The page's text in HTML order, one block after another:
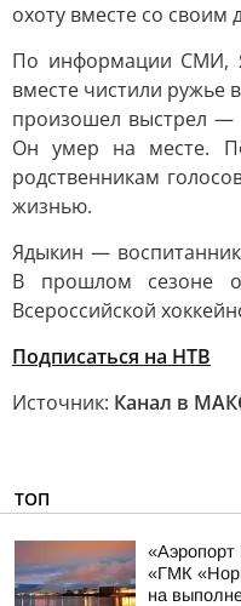
охоту вместе со своим
По информации СМИ,
вместе чистили ружье
произошел выстрел —
Он умер на месте.
родственникам
жизнью.
Ядыкин —
В прошлом сезоне
Всероссийской
Подписаться на НТВ
Источник: Канал в
ТОП
«Аэропорт
«ГМК
на